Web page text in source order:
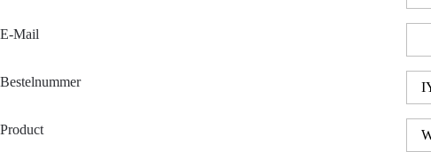
E-Mail
Bestelnummer
Product